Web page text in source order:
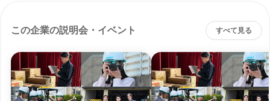
この企業の説明会・イベント すべて見る